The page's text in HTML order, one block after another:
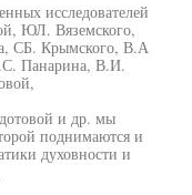
исследователей
ЮЛ. Вяземского,
СБ. Крымского, В.А
Панарина, В.И.
и др. мы
поднимаются и
духовности и